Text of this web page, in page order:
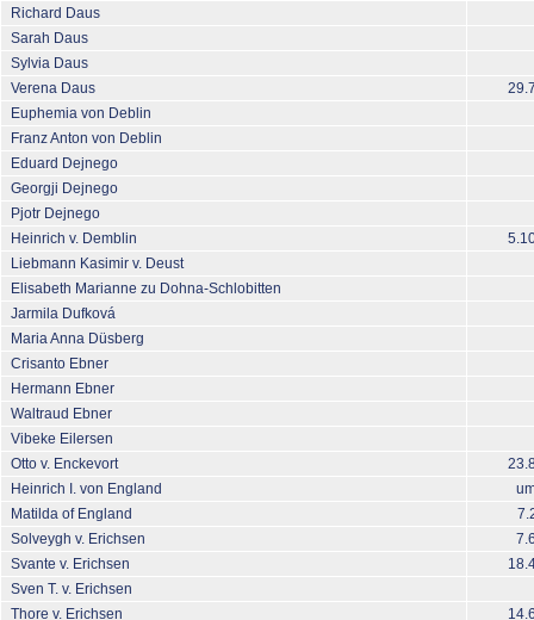
Richard Daus
Sarah Daus
Sylvia Daus
Verena Daus
Euphemia von Deblin
Franz Anton von Deblin
Eduard Dejnego
Georgji Dejnego
Pjotr Dejnego
Heinrich v. Demblin
Liebmann Kasimir v. Deust
Elisabeth Marianne zu Dohna-Schlobitten
Jarmila Dufková
Maria Anna Düsberg
Crisanto Ebner
Hermann Ebner
Waltraud Ebner
Vibeke Eilersen
Otto v. Enckevort
Heinrich I. von England
Matilda of England
Solveygh v. Erichsen
Svante v. Erichsen
Sven T. v. Erichsen
Thore v. Erichsen